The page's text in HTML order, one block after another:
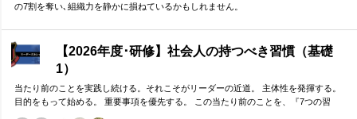
の7割を奪い､組織力を静かに損ねているかもしれません。
【2026年度･研修】社会人の持つべき習慣（基礎
1）
当たり前のことを実践し続ける。それこそがリーダーの近道。 主体性を発揮する。
目的をもって始める。 重要事項を優先する。 この当たり前のことを、『7つの習